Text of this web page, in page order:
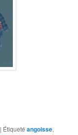
| Étiqueté angoisse,